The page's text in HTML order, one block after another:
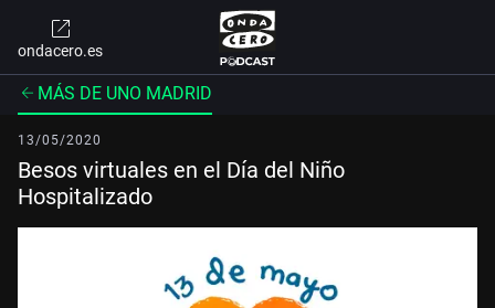
ondacero.es
MÁS DE UNO MADRID
13/05/2020
Besos virtuales en el Día del Niño
Hospitalizado